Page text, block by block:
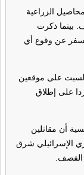
الزراعية
بينما ذكرت
عن وقوع أي
على موقعين
على إطلاق
أن مقاتلين
الإسرائيلي شرق